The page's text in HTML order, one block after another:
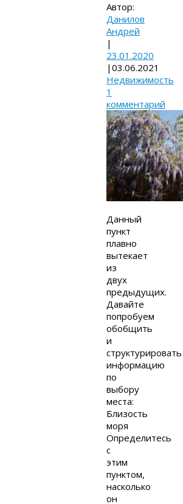
Автор:
Данилов
Андрей
|
23.01.2020
| 03.06.2021
Недвижимость
1
комментарий
Данный
пункт
плавно
вытекает
из
двух
предыдущих.
Давайте
попробуем
обобщить
и
структурировать
информацию
по
выбору
места:
Близость
моря
Определитесь
с
этим
пунктом,
насколько
он